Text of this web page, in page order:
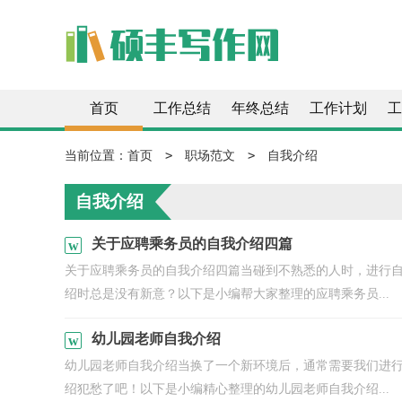
首页 工作总结 年终总结 工作计划
当前位置： 首页 > 职场范文 > 自我介绍
自我介绍
关于应聘乘务员的自我介绍四篇
关于应聘乘务员的自我介绍四篇当碰到不熟悉的人时，进行
绍时总是没有新意？以下是小编帮大家整理的应聘乘务员...
幼儿园老师自我介绍
幼儿园老师自我介绍当换了一个新环境后，通常需要我们进
绍犯愁了吧！以下是小编精心整理的幼儿园老师自我介绍...